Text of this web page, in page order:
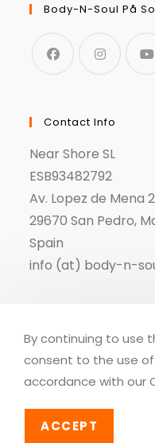
Body-N-Soul På
Contact Info
Near Shore SL
ESB93482792
Av. Lopez de Mena
29670 San Pedro,
Spain
info (at) body-n-
© Copyright 2018-2026 -
Dansk(
By continuing to use
consent to the use of
accordance with our
ACCEPT